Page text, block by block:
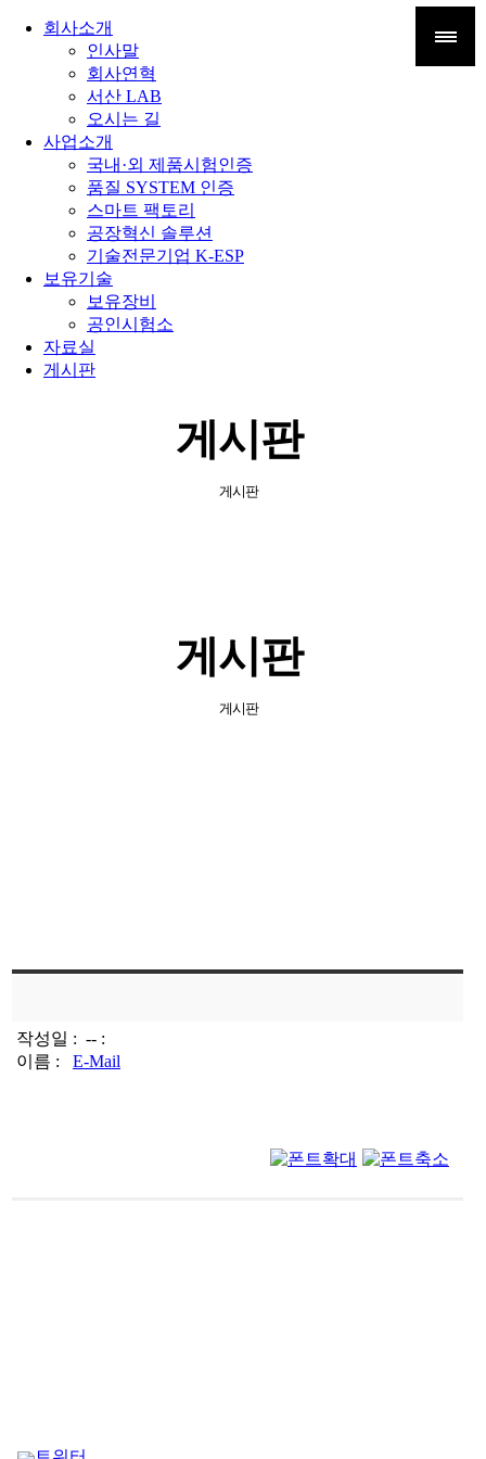
회사소개
인사말
회사연혁
서산 LAB
오시는 길
사업소개
국내·외 제품시험인증
품질 SYSTEM 인증
스마트 팩토리
공장혁신 솔루션
기술전문기업 K-ESP
보유기술
보유장비
공인시험소
자료실
게시판
게시판
게시판
게시판
게시판
작성일 : -- :
이름 :
E-Mail